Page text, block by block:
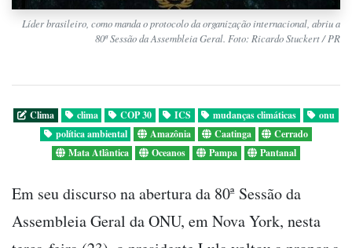
Líder brasileiro, como manda o protocolo da organização internacional, abriu a
80ª Sessão da Assembleia Geral. Foto: Ricardo Stuckert / PR
Clima clima COP 30 ICS mudanças climáticas
onu
política ambiental
Amazônia Caatinga
Cerrado
Mata Atlântica
Oceanos Pampa Pantanal
Em seu discurso na abertura da 80ª Sessão da
Assembleia Geral da ONU, em Nova York, nesta